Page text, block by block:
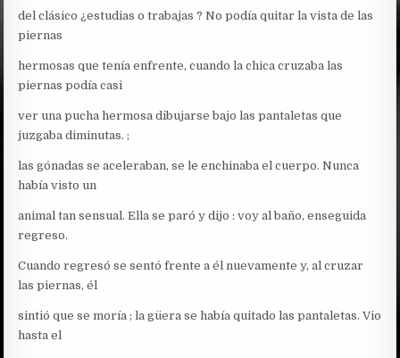
del clásico ¿estudias o trabajas ? No podía quitar la vista de las
piernas
hermosas que tenía enfrente, cuando la chica cruzaba las
piernas podía casi
ver una pucha hermosa dibujarse bajo las pantaletas que
juzgaba diminutas. ;
las gónadas se aceleraban, se le enchinaba el cuerpo. Nunca
había visto un
animal tan sensual. Ella se paró y dijo : voy al baño, enseguida
regreso.
Cuando regresó se sentó frente a él nuevamente y, al cruzar
las piernas, él
sintió que se moría ; la güera se había quitado las pantaletas. Vio
hasta el